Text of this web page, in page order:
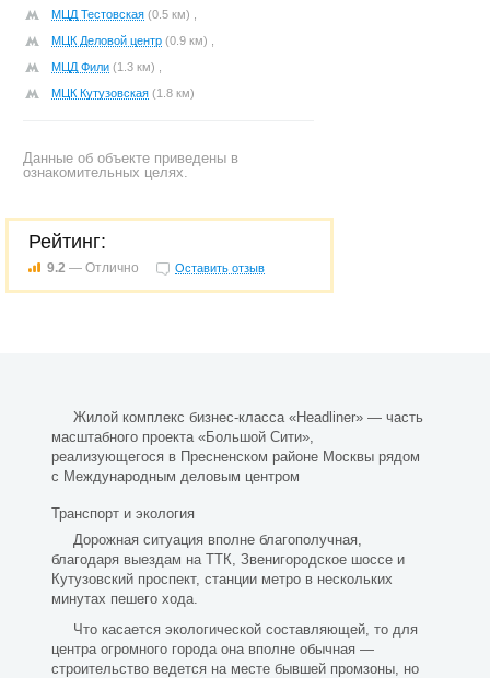
МЦД Тестовская (0.5 км) ,
МЦК Деловой центр (0.9 км) ,
МЦД Фили (1.3 км) ,
МЦК Кутузовская (1.8 км)
Данные об объекте приведены в
ознакомительных целях.
Рейтинг:
9.2 — Отлично Оставить отзыв
Жилой комплекс бизнес-класса «Headliner» — часть
масштабного проекта «Большой Сити»,
реализующегося в Пресненском районе Москвы рядом
с Международным деловым центром
Транспорт и экология
Дорожная ситуация вполне благополучная,
благодаря выездам на ТТК, Звенигородское шоссе и
Кутузовский проспект, станции метро в нескольких
минутах пешего хода.
Что касается экологической составляющей, то для
центра огромного города она вполне обычная —
строительство ведется на месте бывшей промзоны, но